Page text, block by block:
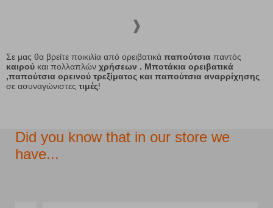
Σε μας θα βρείτε ποικιλία από ορειβατικά παπούτσια παντός
καιρού και πολλαπλών χρήσεων . Μποτάκια ορειβατικά
,παπούτσια ορεινού τρεξίματος και παπούτσια αναρρίχησης
σε ασυναγώνιστες τιμές!
Did you know that in our store we
have...